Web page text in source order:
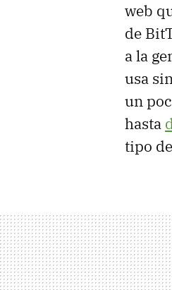
web
de
a la
usa
un
hasta
tipo